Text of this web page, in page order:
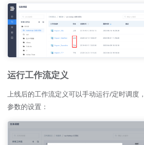
运行工作流定义
上线后的工作流定义可以手动运行/定时调度
参数的设置：